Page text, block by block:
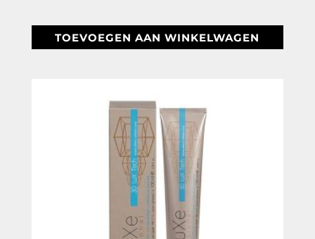
TOEVOEGEN AAN WINKELWAGEN